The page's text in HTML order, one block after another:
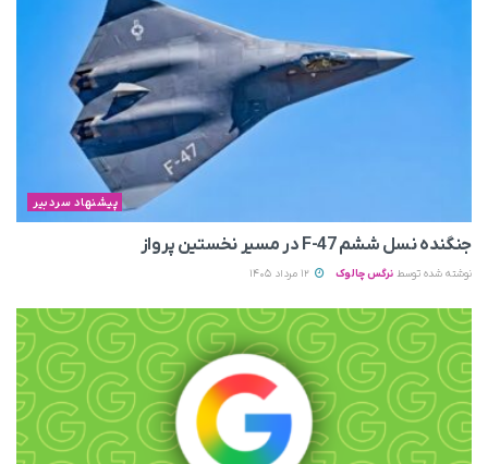
پیشنهاد سردبیر
جنگنده نسل ششم F-47 در مسیر نخستین پرواز
نوشته شده توسط نرگس چالوک